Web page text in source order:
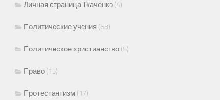
Личная страница Ткаченко (4)
Политические учения (63)
Политическое христианство (5)
Право (13)
Протестантизм (17)